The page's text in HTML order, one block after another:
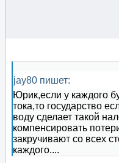
jay80 пишет:
Юрик,если у каждого
тока,то государство
воду сделает такой
компенсировать
закручивают со всех
каждого....